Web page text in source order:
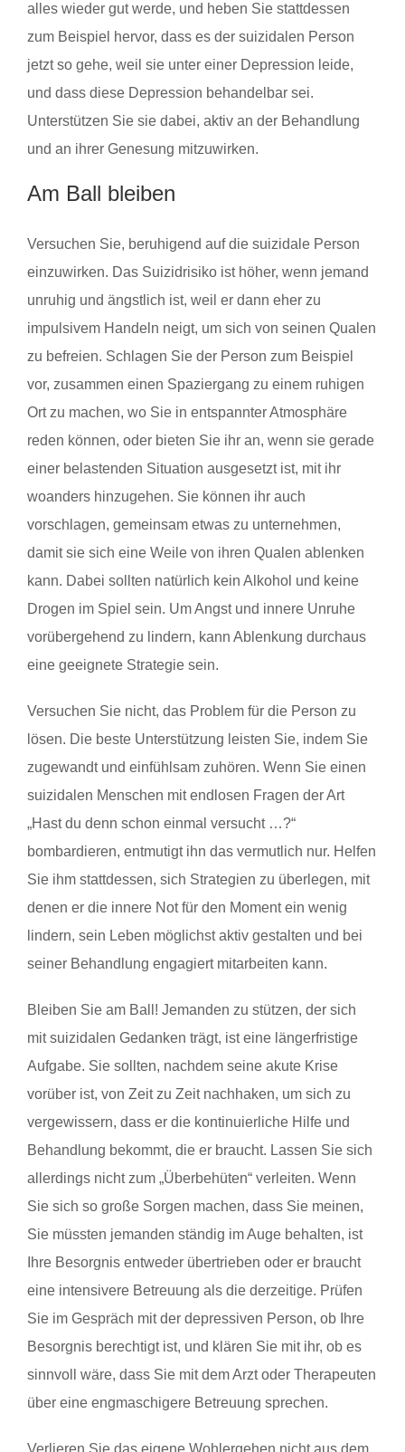
alles wieder gut werde, und heben Sie stattdessen
zum Beispiel hervor, dass es der suizidalen Person
jetzt so gehe, weil sie unter einer Depression leide,
und dass diese Depression behandelbar sei.
Unterstützen Sie sie dabei, aktiv an der Behandlung
und an ihrer Genesung mitzuwirken.
Am Ball bleiben
Versuchen Sie, beruhigend auf die suizidale Person
einzuwirken. Das Suizidrisiko ist höher, wenn jemand
unruhig und ängstlich ist, weil er dann eher zu
impulsivem Handeln neigt, um sich von seinen Qualen
zu befreien. Schlagen Sie der Person zum Beispiel
vor, zusammen einen Spaziergang zu einem ruhigen
Ort zu machen, wo Sie in entspannter Atmosphäre
reden können, oder bieten Sie ihr an, wenn sie gerade
einer belastenden Situation ausgesetzt ist, mit ihr
woanders hinzugehen. Sie können ihr auch
vorschlagen, gemeinsam etwas zu unternehmen,
damit sie sich eine Weile von ihren Qualen ablenken
kann. Dabei sollten natürlich kein Alkohol und keine
Drogen im Spiel sein. Um Angst und innere Unruhe
vorübergehend zu lindern, kann Ablenkung durchaus
eine geeignete Strategie sein.
Versuchen Sie nicht, das Problem für die Person zu
lösen. Die beste Unterstützung leisten Sie, indem Sie
zugewandt und einfühlsam zuhören. Wenn Sie einen
suizidalen Menschen mit endlosen Fragen der Art
„Hast du denn schon einmal versucht …?“
bombardieren, entmutigt ihn das vermutlich nur. Helfen
Sie ihm stattdessen, sich Strategien zu überlegen, mit
denen er die innere Not für den Moment ein wenig
lindern, sein Leben möglichst aktiv gestalten und bei
seiner Behandlung engagiert mitarbeiten kann.
Bleiben Sie am Ball! Jemanden zu stützen, der sich
mit suizidalen Gedanken trägt, ist eine längerfristige
Aufgabe. Sie sollten, nachdem seine akute Krise
vorüber ist, von Zeit zu Zeit nachhaken, um sich zu
vergewissern, dass er die kontinuierliche Hilfe und
Behandlung bekommt, die er braucht. Lassen Sie sich
allerdings nicht zum „Überbehüten“ verleiten. Wenn
Sie sich so große Sorgen machen, dass Sie meinen,
Sie müssten jemanden ständig im Auge behalten, ist
Ihre Besorgnis entweder übertrieben oder er braucht
eine intensivere Betreuung als die derzeitige. Prüfen
Sie im Gespräch mit der depressiven Person, ob Ihre
Besorgnis berechtigt ist, und klären Sie mit ihr, ob es
sinnvoll wäre, dass Sie mit dem Arzt oder Therapeuten
über eine engmaschigere Betreuung sprechen.
Verlieren Sie das eigene Wohlergehen nicht aus dem